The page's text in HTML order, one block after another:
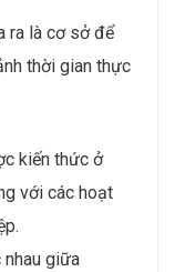
ra là cơ sở để
thời gian thực
kiến thức ở
với các hoạt
nhau giữa